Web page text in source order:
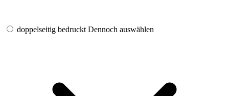
doppelseitig bedruckt Dennoch auswählen